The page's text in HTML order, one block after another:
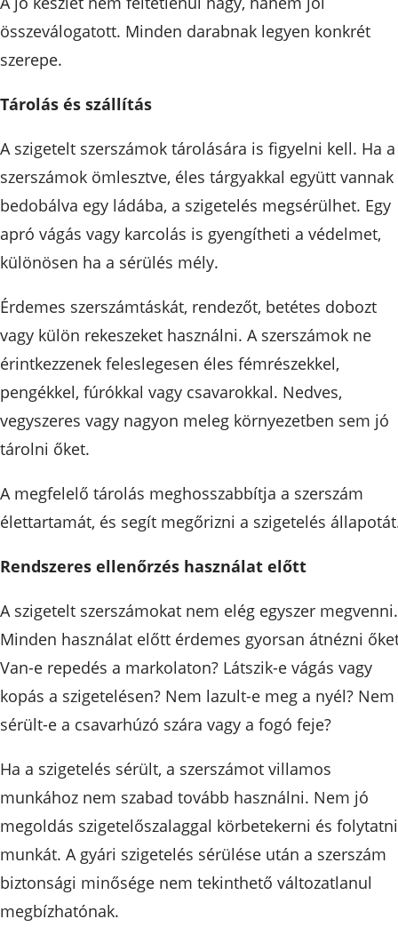
összeválogatott. Minden darabnak legyen konkrét
szerepe.
Tárolás és szállítás
A szigetelt szerszámok tárolására is figyelni kell. Ha a
szerszámok ömlesztve, éles tárgyakkal együtt vannak
bedobálva egy ládába, a szigetelés megsérülhet. Egy
apró vágás vagy karcolás is gyengítheti a védelmet,
különösen ha a sérülés mély.
Érdemes szerszámtáskát, rendezőt, betétes dobozt
vagy külön rekeszeket használni. A szerszámok ne
érintkezzenek feleslegesen éles fémrészekkel,
pengékkel, fúrókkal vagy csavarokkal. Nedves,
vegyszeres vagy nagyon meleg környezetben sem jó
tárolni őket.
A megfelelő tárolás meghosszabbítja a szerszám
élettartamát, és segít megőrizni a szigetelés
Rendszeres ellenőrzés használat előtt
A szigetelt szerszámokat nem elég egyszer megvenni.
Minden használat előtt érdemes gyorsan átnézni
Van-e repedés a markolaton? Látszik-e vágás vagy
kopás a szigetelésen? Nem lazult-e meg a nyél? Nem
sérült-e a csavarhúzó szára vagy a fogó feje?
Ha a szigetelés sérült, a szerszámot villamos
munkához nem szabad tovább használni. Nem jó
megoldás szigetelőszalaggal körbetekerni és
munkát. A gyári szigetelés sérülése után a szerszám
biztonsági minősége nem tekinthető változatlanul
megbízhatónak.